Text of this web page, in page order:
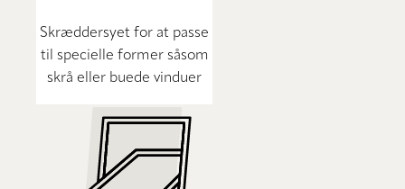
Skræddersyet for at passe
til specielle former såsom
skrå eller buede vinduer